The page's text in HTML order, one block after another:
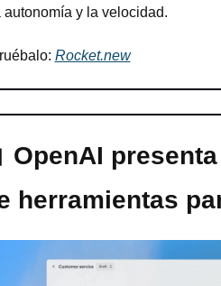
autonomía y la velocidad.
Rocket.new
OpenAI
herramientas